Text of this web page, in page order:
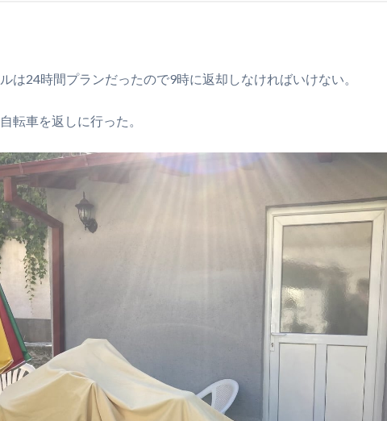
は24時間プランだったので9時に返却しなければいけない。
転車を返しに行った。